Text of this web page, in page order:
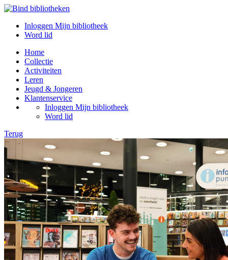
Inloggen Mijn bibliotheek
Word lid
Home
Collectie
Activiteiten
Leren
Jeugd & Jongeren
Klantenservice
Inloggen Mijn bibliotheek
Word lid
Terug